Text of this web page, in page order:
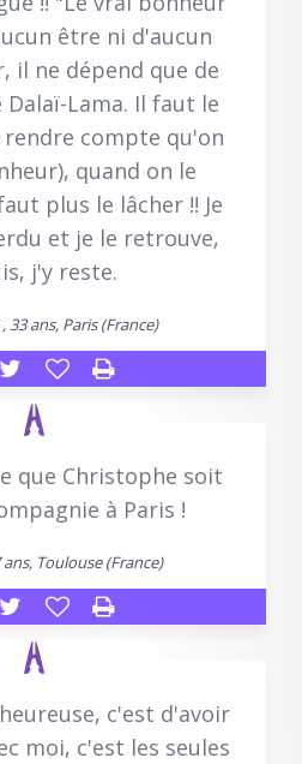
être ni d'aucun
il ne dépend que de
Dalaï-Lama. Il faut le
compte qu'on
quand on le
plus le lâcher !! Je
et je le retrouve,
j'y reste.
33 ans, Paris (France)
que Christophe soit
à Paris !
Toulouse (France)
c'est d'avoir
moi, c'est les seules